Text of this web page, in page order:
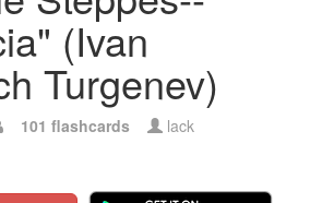
(Ivan
Turgenev)
101 flashcards lack